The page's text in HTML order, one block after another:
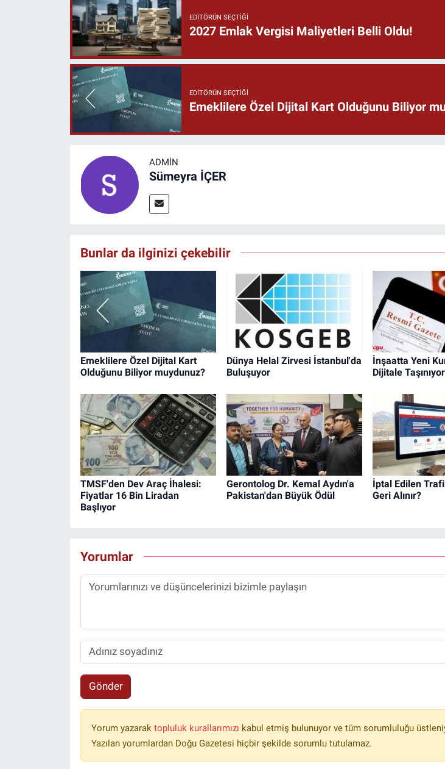
EDITÖRÜN SEÇTIĞI
2027 Emlak Vergisi Maliyetleri Belli Oldu!
EDITÖRÜN SEÇTIĞI
Emeklilere Özel Dijital Kart Olduğunu Biliyor
ADMIN
Sümeyra İÇER
Bunlar da ilginizi çekebilir
Emeklilere Özel Dijital Kart
Olduğunu Biliyor muydunuz?
Dünya Helal Zirvesi İstanbul'da
Buluşuyor
İnşaatta Yeni
Dijitale Taşınıyor
TMSF'den Dev Araç İhalesi:
Fiyatlar 16 Bin Liradan
Başlıyor
Gerontolog Dr. Kemal Aydın'a
Pakistan'dan Büyük Ödül
İptal Edilen
Geri Alınır?
Yorumlar
Gönder
Yorum yazarak topluluk kurallarımızı kabul etmiş bulunuyor ve tüm sorumluluğu
Yazılan yorumlardan Doğu Gazetesi hiçbir şekilde sorumlu tutulamaz.